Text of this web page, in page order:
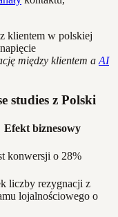
między klientem a AI
studies z Polski
Efekt biznesowy
konwersji o 28%
liczby rezygnacji z
lojalnościowego o